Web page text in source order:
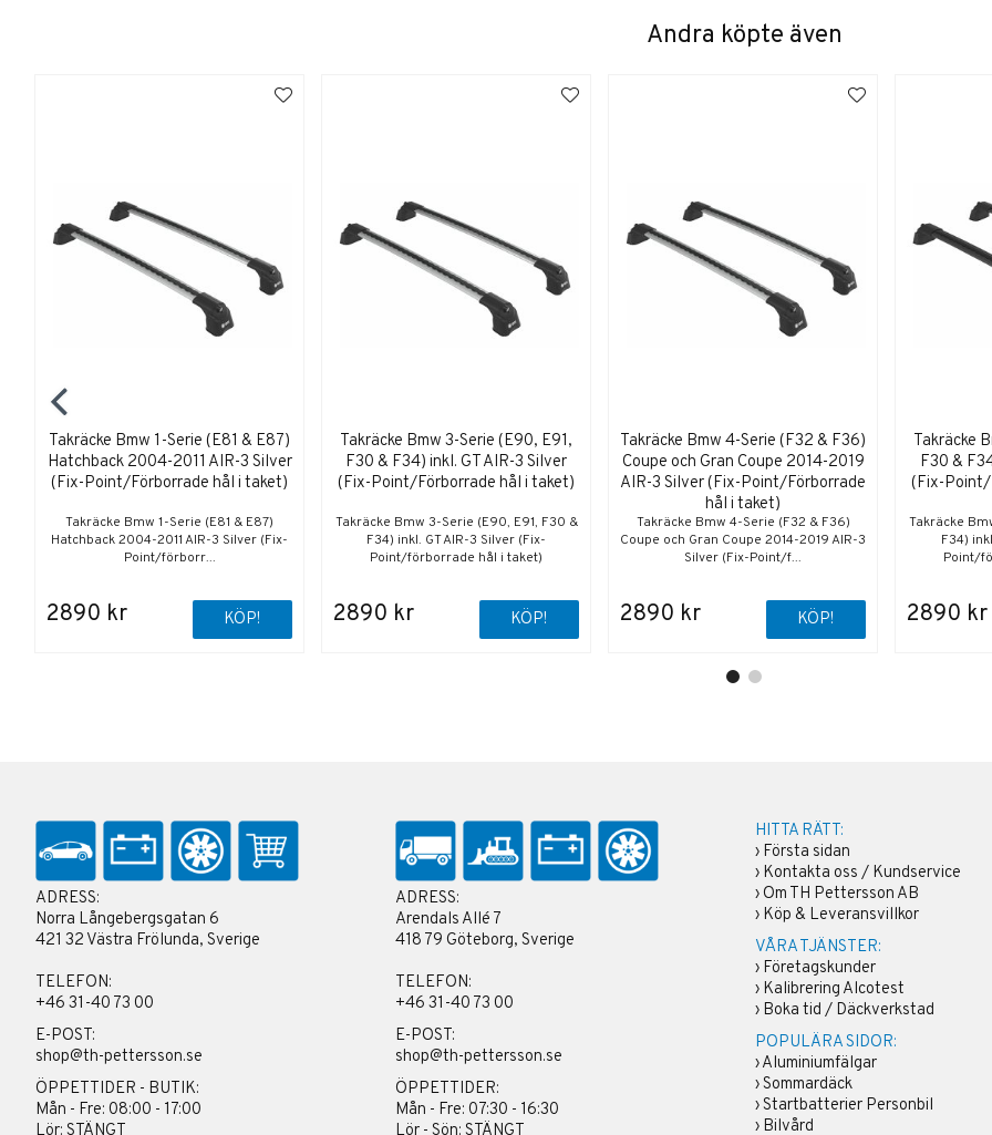
Andra köpte även
Takräcke Bmw 1-Serie (E81 & E87)
Hatchback 2004-2011 AIR-3 Silver
(Fix-Point/Förborrade hål i taket)
Takräcke Bmw 1-Serie (E81 & E87)
Hatchback 2004-2011 AIR-3 Silver (Fix-
Point/förborr...
2890 kr KÖP!
Takräcke Bmw 3-Serie (E90, E91,
F30 & F34) inkl. GT AIR-3 Silver
(Fix-Point/Förborrade hål i taket)
Takräcke Bmw 3-Serie (E90, E91, F30 &
F34) inkl. GT AIR-3 Silver (Fix-
Point/förborrade hål i taket)
2890 kr KÖP!
Takräcke Bmw 4-Serie (F32 & F36)
Coupe och Gran Coupe 2014-2019
AIR-3 Silver (Fix-Point/Förborrade
hål i taket)
Takräcke Bmw 4-Serie (F32 & F36)
Coupe och Gran Coupe 2014-2019 AIR-3
Silver (Fix-Point/f...
2890 kr KÖP!
Takräcke
F30 &
(Fix-Point/
Takräcke
F34)
Point/
2890 kr
ADRESS:
Norra Långebergsgatan 6
421 32 Västra Frölunda, Sverige
TELEFON:
+46 31-40 73 00
E-POST:
shop@th-pettersson.se
ÖPPETTIDER - BUTIK:
Mån - Fre: 08:00 - 17:00
Lör: STÄNGT
ADRESS:
Arendals Allé 7
418 79 Göteborg, Sverige
TELEFON:
+46 31-40 73 00
E-POST:
shop@th-pettersson.se
ÖPPETTIDER:
Mån - Fre: 07:30 - 16:30
Lör - Sön: STÄNGT
HITTA RÄTT:
› Första sidan
› Kontakta oss / Kundservice
› Om TH Pettersson AB
› Köp & Leveransvillkor
VÅRA TJÄNSTER:
› Företagskunder
› Kalibrering Alcotest
› Boka tid / Däckverkstad
POPULÄRA SIDOR:
›Aluminiumfälgar
›Sommardäck
›Startbatterier Personbil
› Bilvård